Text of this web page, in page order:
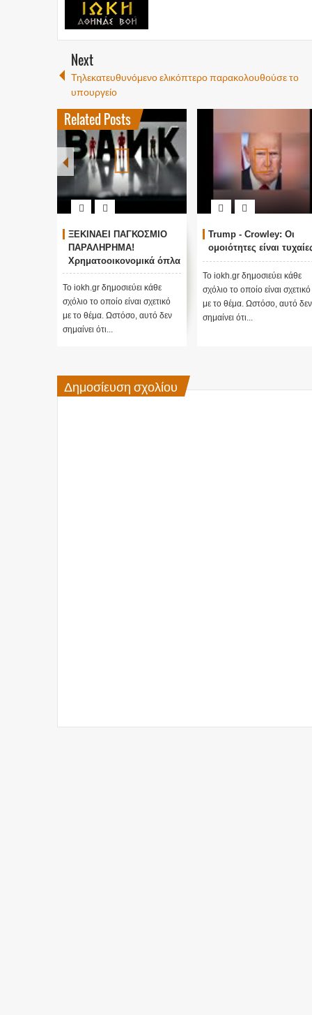
Next
Τηλεκατευθυνόμενο ελικόπτερο παρακολουθούσε το
υπουργείο
Related Posts
ΞΕΚΙΝΑΕΙ ΠΑΓΚΟΣΜΙΟ
ΠΑΡΑΛΗΡΗΜΑ!
Χρηματοοικονομικά όπλα
οικονομικής
καταστροφής !Τι
κρύβεται πίσω από αυτό
που έχει ήδη ξεκινήσει :
Η συστημική απάτη που
Το iokh.gr δημοσιεύει κάθε
σχόλιο το οποίο είναι σχετικό
με το θέμα. Ωστόσο, αυτό δεν
σημαίνει ότι...
Trump - Crowley: Οι
ομοιότητες είναι
Το iokh.gr δημοσιεύει κάθε
σχόλιο το οποίο είναι σχετικό
με το θέμα. Ωστόσο, αυτό δεν
σημαίνει ότι...
Δημοσίευση σχολίου